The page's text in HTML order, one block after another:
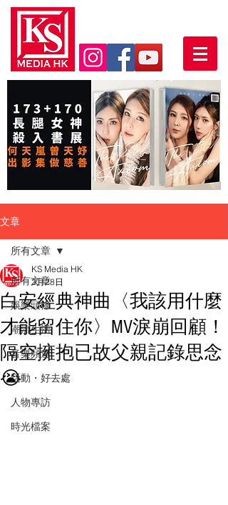
文章
所有文章
娛樂頭條
潮流生活
音樂頻道
活動・好去處
人物專訪
時光檔案
所有文章
白安經典神曲〈我該用什麼
才能留住你〉MV淚崩回顧！
隔空擁抱已故父親記錄思念
😭
KS Media HK
2月28日